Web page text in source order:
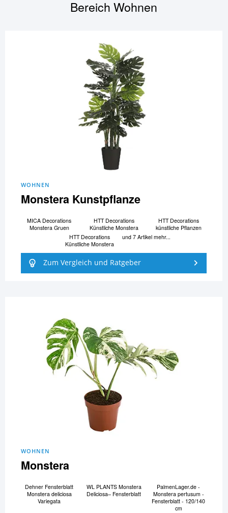
BereichWohnen
WOHNEN
Monstera Kunstpflanze
MICA Decorations
Monstera Gruen
HTT Decorations
Künstliche Monstera
HTT Decorations
künstliche Pflanzen
HTT Decorations
Künstliche Monstera
und 7 Artikel mehr...
Zum Vergleich und Ratgeber
WOHNEN
Monstera
Dehner Fensterblatt
Monstera deliciosa
Variegata
WL PLANTS Monstera
Deliciosa– Fensterblatt
PalmenLager.de -
Monstera pertusum -
Fensterblatt - 120/140
cm